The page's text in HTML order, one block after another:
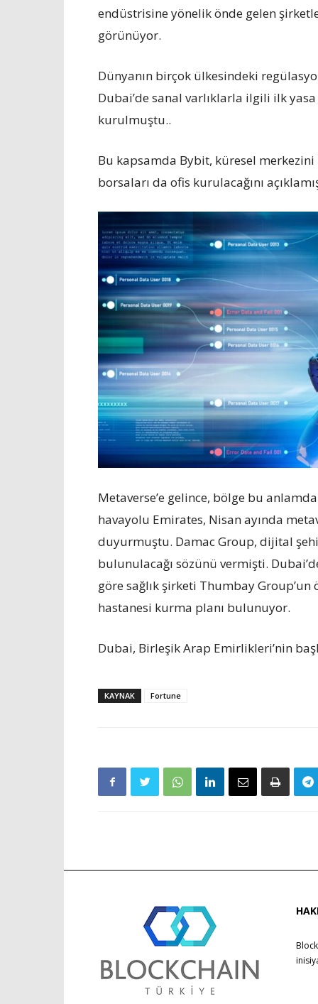
endüstrisine yönelik önde gelen
görünüyor.
Dünyanın birçok ülkesindeki
Dubai’de sanal varlıklarla ilgili ilk
kurulmuştu..
Bu kapsamda Bybit, küresel merkezini
borsaları da ofis kurulacağını
Metaverse’e gelince, bölge bu
havayolu Emirates, Nisan ayında
duyurmuştu. Damac Group, dijital
bulunulacağı sözünü vermişti.
göre sağlık şirketi Thumbay
hastanesi kurma planı bulunuyor.
Dubai, Birleşik Arap Emirlikleri’nin
KAYNAK Fortune